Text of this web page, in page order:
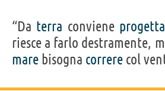
“Da terra conviene
riesce a farlo destramente,
mare bisogna correre col